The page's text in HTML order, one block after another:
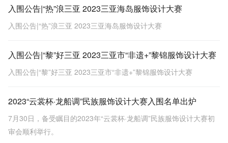
入围公告|“热”浪三亚 2023三亚海岛服饰设计大赛
入围公告|“热”浪三亚 2023三亚海岛服饰设计大赛
入围公告|“黎”好三亚 2023三亚市“非遗+”黎锦服饰设计大赛
入围公告|“黎”好三亚 2023三亚市“非遗+”黎锦服饰设计大赛
2023“云裳杯·龙船调”民族服饰设计大赛入围名单出炉
7月30日，备受瞩目的2023年“云裳杯·龙船调”民族服饰设计大赛初
审会顺利举行。